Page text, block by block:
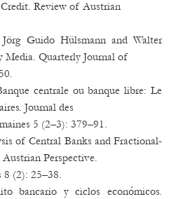
Review of Austrian
Guido Hülsmann and Walter
Quarterly Journal of
centrale ou banque libre: Le
Journal des
5 (2–3): 379–91.
of Central Banks and Fractional-
Perspective.
(2): 25–38.
bancario y ciclos económicos.